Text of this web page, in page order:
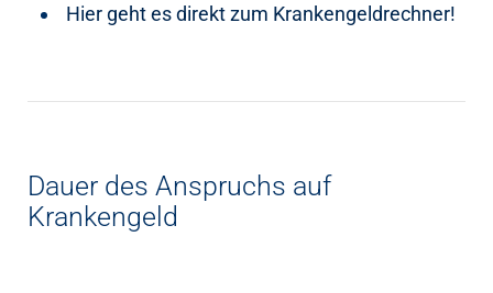
Hier geht es direkt zum Krankengeldrechner!
Dauer des Anspruchs auf
Krankengeld